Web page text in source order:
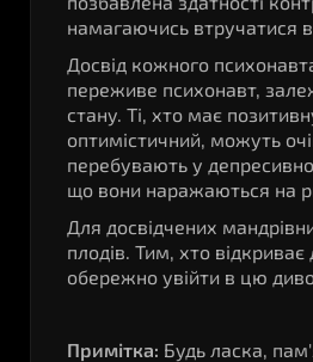
намагаючись втручатися
Досвід кожного
переживе психонавт,
стану. Ті, хто має
оптимістичний, можуть
перебувають у
що вони наражаються на
Для досвідчених
плодів. Тим, хто
обережно увійти в цю
Примітка: Будь ласка,